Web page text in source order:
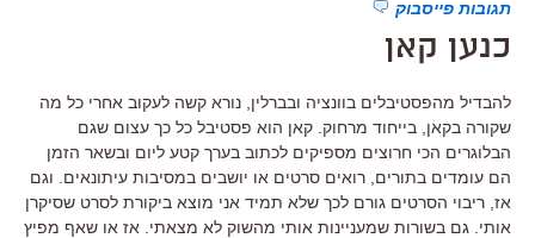
תגובות פייסבוק
כנען קאן
להבדיל מהפסטיבלים בוונציה ובברלין, נורא קשה לעקוב אחרי כל מה
שקורה בקאן, בייחוד מרחוק. קאן הוא פסטיבל כל כך עצום שגם
הבלוגרים הכי חרוצים מספיקים לכתוב בערך קטע ליום ובשאר הזמן
הם עומדים בתורים, רואים סרטים או יושבים במסיבות עיתונאים. וגם
אז, ריבוי הסרטים גורם לכך שלא תמיד אני מוצא ביקורת לסרט שסיקרן
אותי. גם בשורות שמעניינות אותי מהשוק לא מצאתי. אז או שאף מפיץ